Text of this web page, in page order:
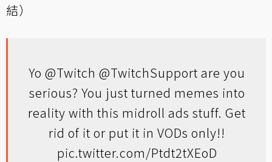
結）
Yo @Twitch @TwitchSupport are you
serious? You just turned memes into
reality with this midroll ads stuff. Get
rid of it or put it in VODs only!!
pic.twitter.com/Ptdt2tXEoD